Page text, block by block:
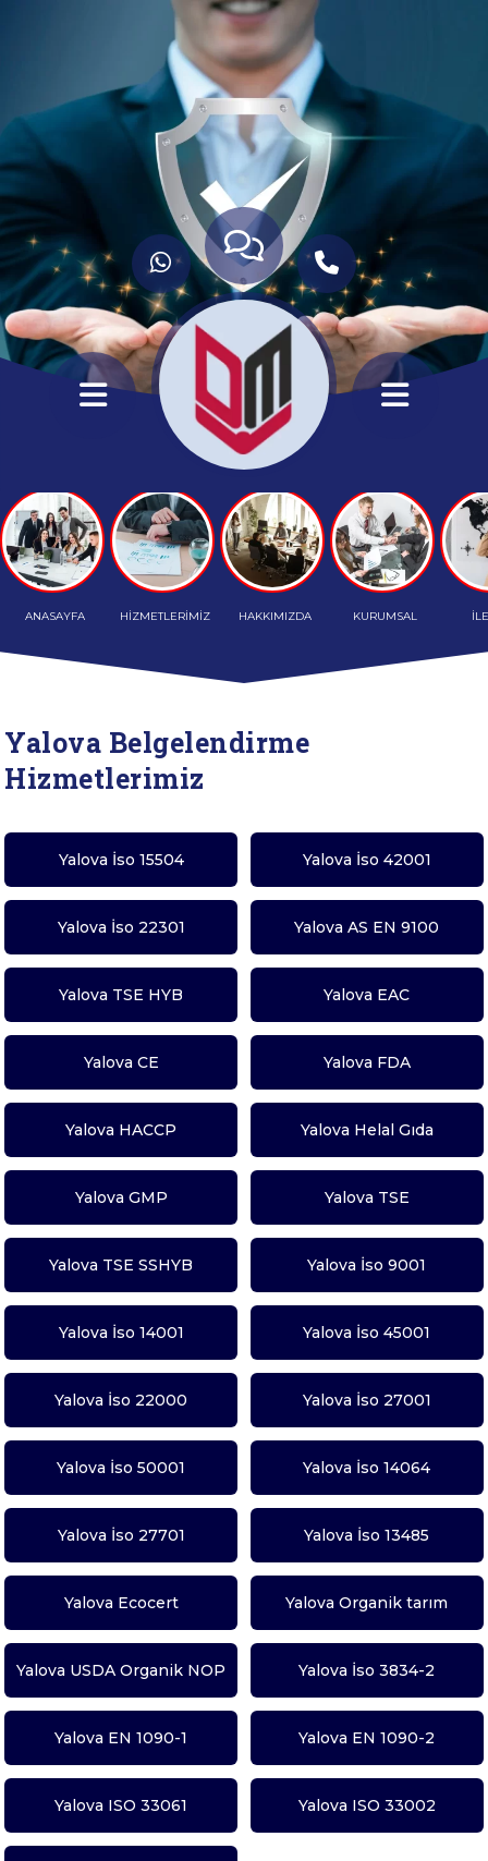
ANASAYFA
HİZMETLERİMİZ
HAKKIMIZDA
KURUMSAL
İLETİŞİM
ANASAYFA HİZMETLERİMİZ HAKKIMIZDA KURUMSAL
Yalova Belgelendirme
Hizmetlerimiz
Yalova İso 15504 Yalova İso 42001
Yalova İso 22301 Yalova AS EN 9100
Yalova TSE HYB Yalova EAC
Yalova CE Yalova FDA
Yalova HACCP Yalova Helal Gıda
Yalova GMP Yalova TSE
Yalova TSE SSHYB Yalova İso 9001
Yalova İso 14001 Yalova İso 45001
Yalova İso 22000 Yalova İso 27001
Yalova İso 50001 Yalova İso 14064
Yalova İso 27701 Yalova İso 13485
Yalova Ecocert Yalova Organik tarım
Yalova USDA Organik NOP Yalova İso 3834-2
Yalova EN 1090-1 Yalova EN 1090-2
Yalova ISO 33061 Yalova ISO 33002